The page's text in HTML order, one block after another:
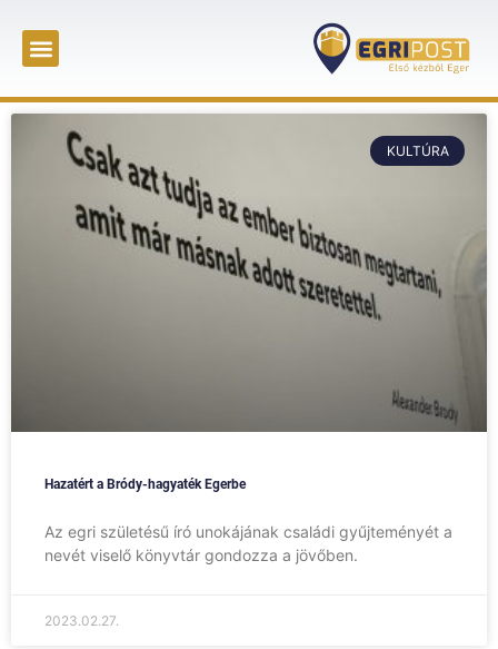
KULTÚRA
Hazatért a Bródy-hagyaték Egerbe
Az egri születésű író unokájának családi gyűjteményét a
nevét viselő könyvtár gondozza a jövőben.
2023.02.27.